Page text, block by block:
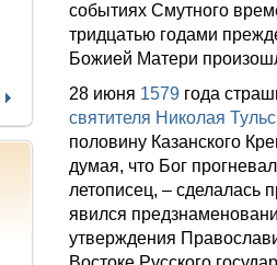
событиях Смутного
тридцатью годами
Божией Матери
28 июня 1579 года
святителя Николая
половину Казанского
думая, что Бог
летописец, – сделалась
явился
утверждения